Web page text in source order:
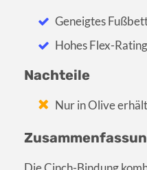
Geneigtes
Hohes Flex-Rating
Nachteile
Nur in Olive